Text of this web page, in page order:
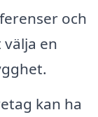
och
en
kan ha